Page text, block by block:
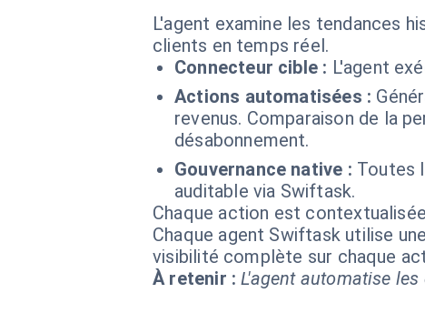
L'agent examine les tendances
clients en temps réel.
Connecteur cible : L'agent
Actions automatisées :
revenus. Comparaison de la
désabonnement.
Gouvernance native : Toutes
auditable via Swiftask.
Chaque action est
Chaque agent Swiftask utilise
visibilité complète sur chaque
À retenir : L'agent automatise